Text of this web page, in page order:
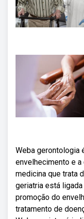
Weba gerontologia
envelhecimento e
medicina que trata
geriatria está
promoção do
tratamento de